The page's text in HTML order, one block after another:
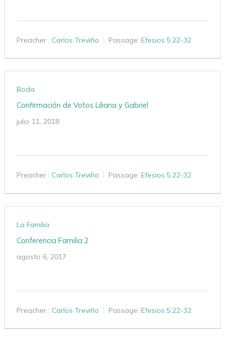
Preacher : Carlos Treviño Passage: Efesios 5:22-32
Boda
Confirmación de Votos Liliana y Gabriel
julio 11, 2018
Preacher : Carlos Treviño Passage: Efesios 5:22-32
La Familia
Conferencia Familia 2
agosto 6, 2017
Preacher : Carlos Treviño Passage: Efesios 5:22-32